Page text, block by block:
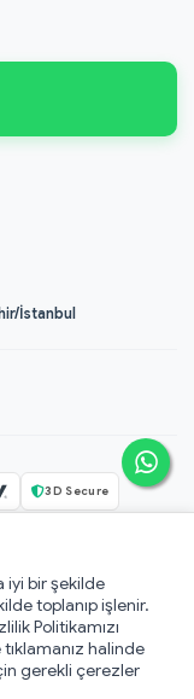
İstanbul
3D Secure
ile hazırlandı.
iyi bir şekilde
toplanıp işlenir.
Politikamızı
halinde
gerekli çerezler